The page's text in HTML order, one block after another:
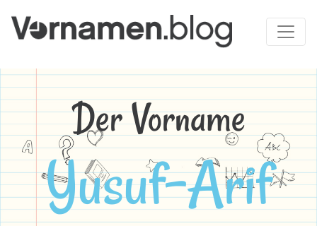
Der Vorname
Yusuf-Arif